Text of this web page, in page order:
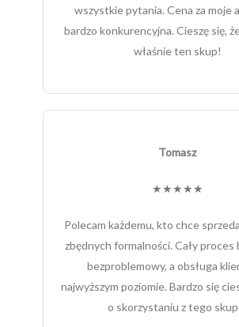
wszystkie pytania. Cena za moje
bardzo konkurencyjna. Cieszę się,
właśnie ten skup!
Tomasz
★★★★★
Polecam każdemu, kto chce
zbędnych formalności. Cały proces
bezproblemowy, a obsługa
najwyższym poziomie. Bardzo się
o skorzystaniu z tego